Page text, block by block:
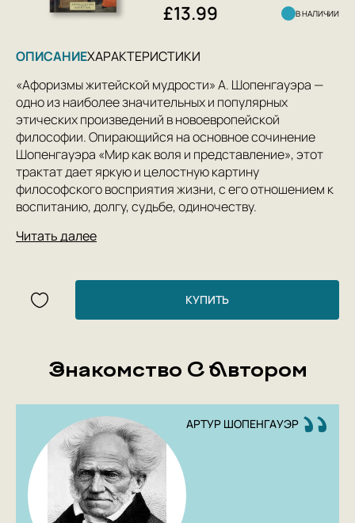
£13.99 В НАЛИЧИИ
ОПИСАНИЕХАРАКТЕРИСТИКИ
«Афоризмы житейской мудрости» А. Шопенгауэра —
одно из наиболее значительных и популярных
этических произведений в новоевропейской
философии. Опирающийся на основное сочинение
Шопенгауэра «Мир как воля и представление», этот
трактат дает яркую и целостную картину
философского восприятия жизни, с его отношением к
воспитанию, долгу, судьбе, одиночеству.
Читать далее
КУПИТЬ
Знакомство С Автором
АРТУР ШОПЕНГАУЭР